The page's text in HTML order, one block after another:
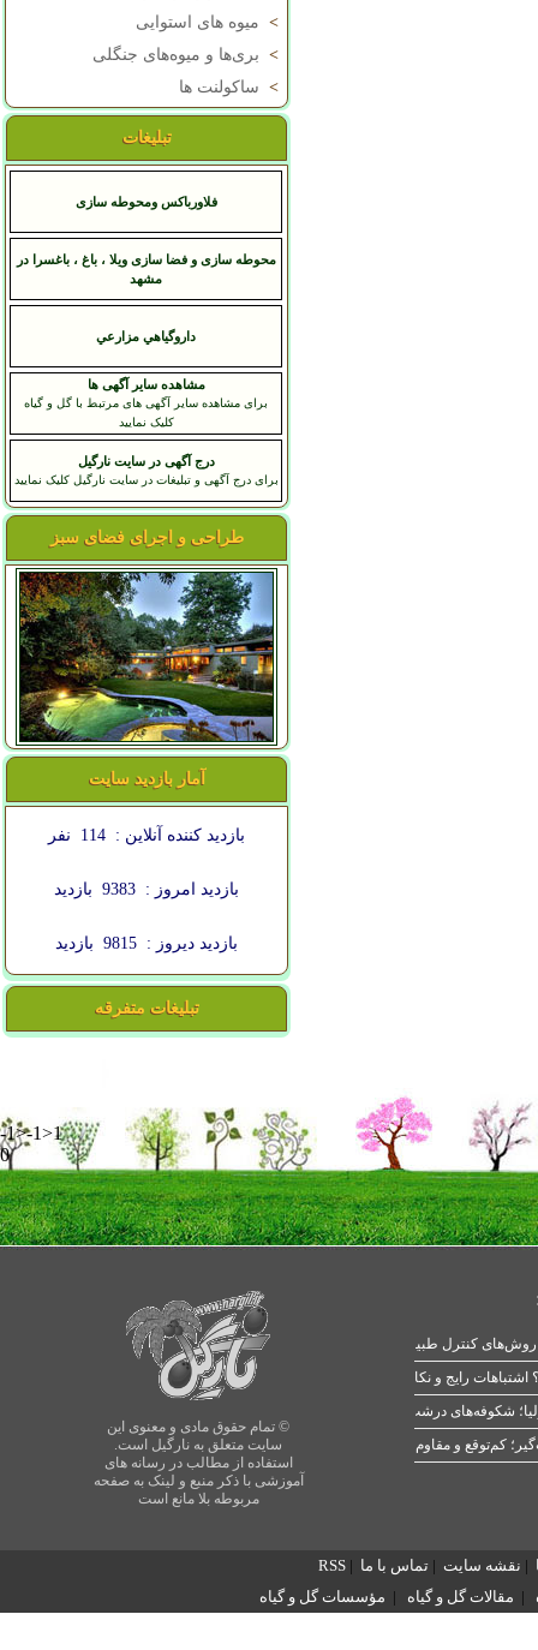
> میوه های استوایی
> بری‌ها و میوه‌های جنگلی
> ساکولنت ها
تبلیغات
فلاورباکس ومحوطه سازی
محوطه سازی و فضا سازی ویلا ، باغ ، باغسرا در
مشهد
داروگياهي مزارعي
مشاهده سایر آگهی ها
برای مشاهده سایر آگهی های مرتبط با گل و گیاه
کلیک نمایید
درج آگهی در سایت نارگیل
برای درج آگهی و تبلیغات در سایت نارگیل کلیک نمایید
طراحی و اجرای فضای سبز
آمار بازدید سایت
بازدید کننده آنلاین : 114 نفر
بازدید امروز : 9383 بازدید
بازدید دیروز : 9815 بازدید
تبلیغات متفرقه
-1>-1>1
0
© تمام حقوق مادی و معنوی این
سایت متعلق به نارگیل است.
استفاده از مطالب در رسانه های
آموزشی با ذکر منبع و لینک به صفحه
مربوطه بلا مانع است
رایج و نکات طلایی
شکوفه‌های درشت در بهار
| نقشه سایت | تماس با ما |
RSS
| مقالات گل و گیاه | مؤسسات گل و گیاه